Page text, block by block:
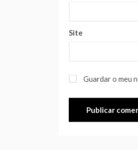
Site
Guardar o meu